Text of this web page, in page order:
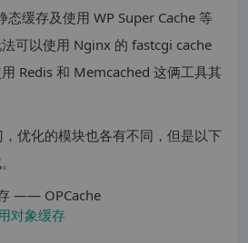
态缓存及使用 WP Super Cache 等
可以使用 Nginx 的 fastcgi cache
Redis 和 Memcached 这俩工具其
优化的模块也各有不同，但是以下
—— OPCache
对象缓存